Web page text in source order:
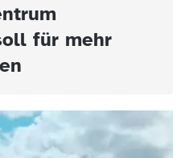
für mehr